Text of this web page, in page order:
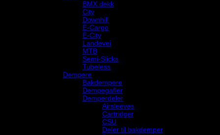
BMX dekk
City
Downhill
E-Cargo
E-City
Landevei
MTB
Semi-Slicks
Tubeless
Dempere
Bakdempere
Dempegafler
Demperdeler
Airsleeves
Cartridger
CSU
Deler til bakdemper